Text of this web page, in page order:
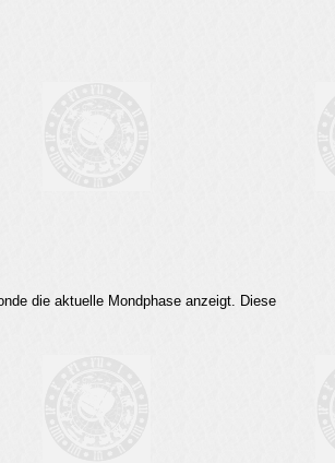
die aktuelle Mondphase anzeigt. Diese